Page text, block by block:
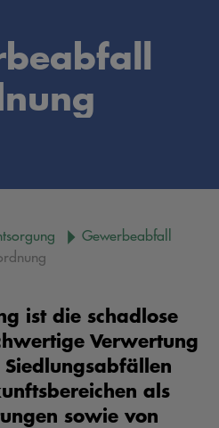
Gewerbeabfall
ist die schadlose
Verwertung
als
sowie von